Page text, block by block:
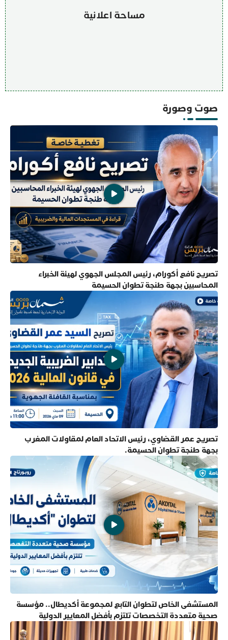
مساحة اعلانية
صوت وصورة
تصريح نافع أكورام، رئيس المجلس الجهوي لهيئة الخبراء
المحاسبين بجهة طنجة تطوان الحسيمة
تصريح عمر القضاوي، رئيس الاتحاد العام لمقاولات المغرب
بجهة طنجة تطوان الحسيمة.
المستشفى الخاص لتطوان التابع لمجموعة أكديطال.. مؤسسة
صحية متعددة التخصصات تلتزم بأفضل المعايير الدولية